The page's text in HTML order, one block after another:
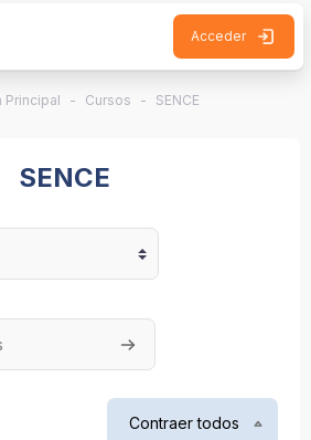
Acceder
Principal Cursos SENCE
SENCE
Buscar cursos
Contraer todos